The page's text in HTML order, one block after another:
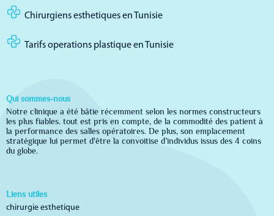
Chirurgiens esthetiques en Tunisie
Tarifs operations plastique en Tunisie
Qui sommes-nous
Notre clinique a été bâtie récemment selon les normes constructeurs
les plus fiables. tout est pris en compte, de la commodité des patient à
la performance des salles opératoires. De plus, son emplacement
stratégique lui permet d'être la convoitise d’individus issus des 4 coins
du globe.
Liens utiles
chirurgie esthetique